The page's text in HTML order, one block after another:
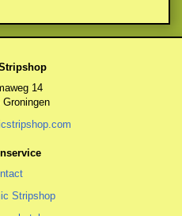
14
Stripshop